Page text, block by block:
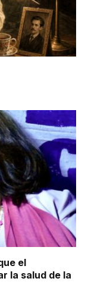
el
la salud de la